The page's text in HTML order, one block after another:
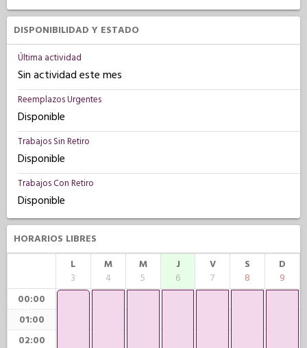
DISPONIBILIDAD Y ESTADO
Última actividad
Sin actividad este mes
Reemplazos Urgentes
Disponible
Trabajos Sin Retiro
Disponible
Trabajos Con Retiro
Disponible
HORARIOS LIBRES
L
3
M
4
M
5
J
6
V
7
S
8
D
9
00:00
01:00
02:00